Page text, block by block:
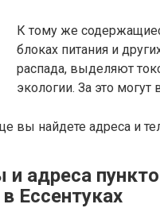
К тому же
блоках питания и
распада, выделяют
экологии. За это
вы найдете адреса и
адреса
Ессентуках